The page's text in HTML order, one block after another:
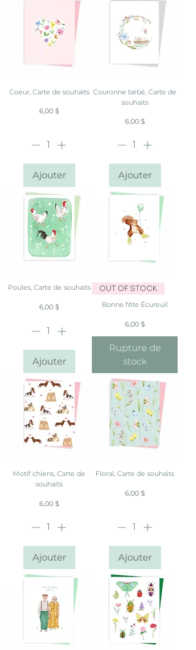
Coeur, Carte de souhaits
Prix
6,00 $
Ajouter
Couronne bébé, Carte de
souhaits
Prix
6,00 $
Ajouter
Poules, Carte de souhaits
Prix
6,00 $
Ajouter
OUT OF STOCK
Bonne fête Écureuil
Prix
6,00 $
Rupture de
stock
Motif chiens, Carte de
souhaits
Prix
6,00 $
Ajouter
Floral, Carte de souhaits
Prix
6,00 $
Ajouter